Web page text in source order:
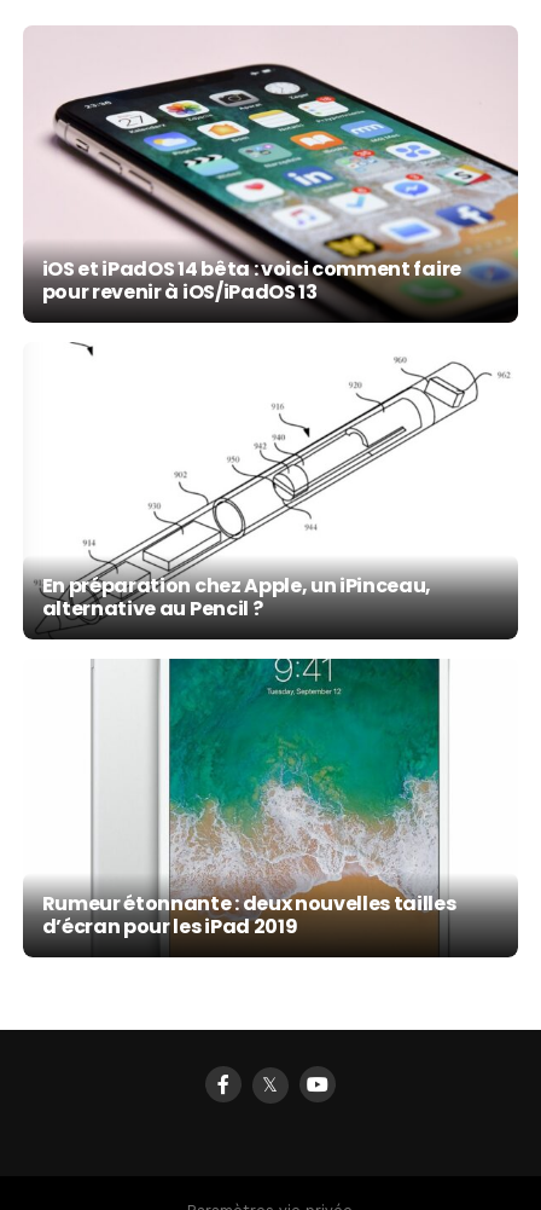
iOS et iPadOS 14 bêta : voici comment faire
pour revenir à iOS/iPadOS 13
En préparation chez Apple, un iPinceau,
alternative au Pencil ?
Rumeur étonnante : deux nouvelles tailles
d’écran pour les iPad 2019
𝕏